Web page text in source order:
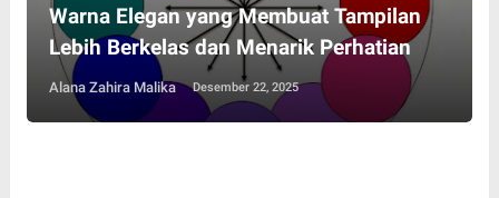
Warna Elegan yang Membuat Tampilan
Lebih Berkelas dan Menarik Perhatian
Alana Zahira Malika Desember 22, 2025